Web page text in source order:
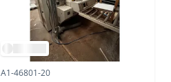
A1-46801-20